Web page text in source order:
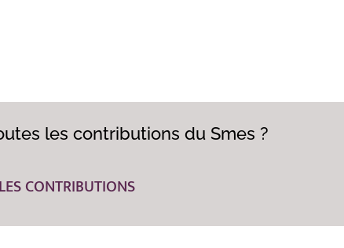
les contributions du Smes ?
CONTRIBUTIONS